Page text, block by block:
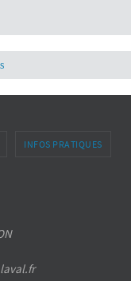
INFOS PRATIQUES